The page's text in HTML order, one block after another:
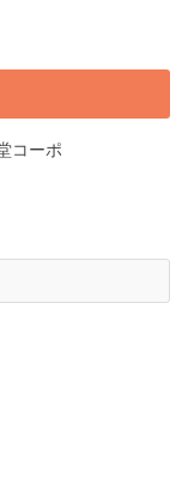
コーポ